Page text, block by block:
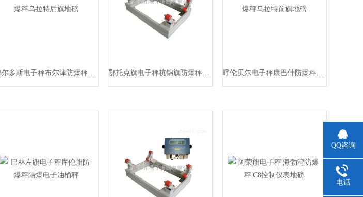
鄂尔多斯电子秤布尔津防爆秤乌拉特后旗地磅 鄂托克旗电子秤杭锦旗防爆秤乌拉特中旗地磅 呼伦贝尔电子秤康巴什防爆秤乌拉特前旗地磅
QQ咨询
电话